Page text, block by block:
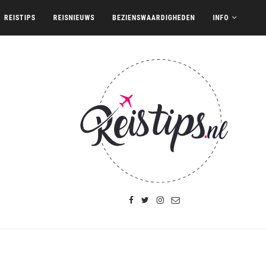
REISTIPS REISNIEUWS BEZIENSWAARDIGHEDEN INFO